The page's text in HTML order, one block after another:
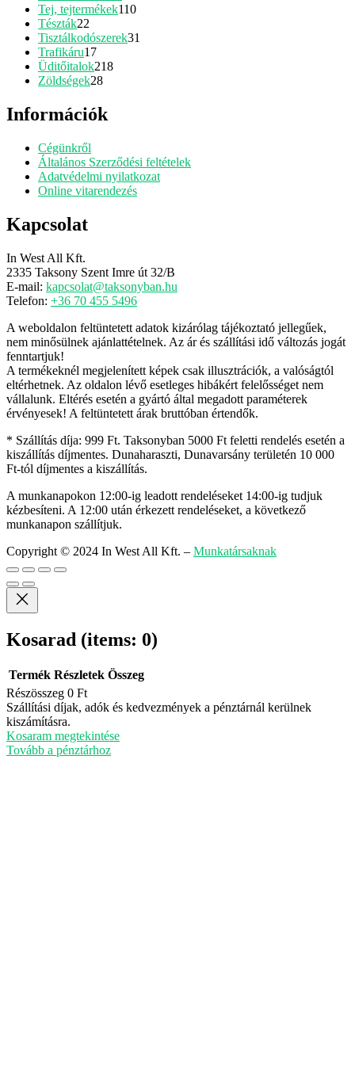
Tej, tejtermékek110110
Tészták22
termék
Tisztálkodószerek31
Trafikáru1717
termék
Üditőitalok218218
Zöldségek2828
Információk
Cégünkről
Általános Szerződési feltételek
Adatvédelmi nyilatkozat
Online vitarendezés
Kapcsolat
In West All Kft.
2335 Taksony Szent Imre út 32/B
E-mail: kapcsolat@taksonyban.hu
Telefon: +36 70 455 5496
A weboldalon feltüntetett adatok kizárólag tájékoztató jellegűek,
nem minősülnek ajánlattételnek. Az ár és szállítási idő változás jogát
fenntartjuk!
A termékeknél megjelenített képek csak illusztrációk, a valóságtól
eltérhetnek. Az oldalon lévő esetleges hibákért felelősséget nem
vállalunk. Eltérés esetén a gyártó által megadott paraméterek
érvényesek! A feltüntetett árak bruttóban értendők.
* Szállítás díja: 999 Ft. Taksonyban 5000 Ft feletti rendelés esetén a
kiszállítás díjmentes. Dunaharaszti, Dunavarsány területén 10 000
Ft-tól díjmentes a kiszállítás.
A munkanapokon 12:00-ig leadott rendeléseket 14:00-ig tudjuk
kézbesíteni. A 12:00 után érkezett rendeléseket, a következő
munkanapon szállítjuk.
Copyright © 2024 In West All Kft. – Munkatársaknak
Kosarad (items: 0)
Termékek
a
kosárban
Termék Részletek Összeg
Részösszeg 0 Ft
Szállítási díjak, adók és kedvezmények a pénztárnál kerülnek
kiszámításra.
Kosaram megtekintése
Tovább a pénztárhoz